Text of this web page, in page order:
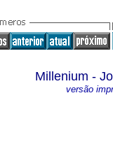
Millenium -
versão